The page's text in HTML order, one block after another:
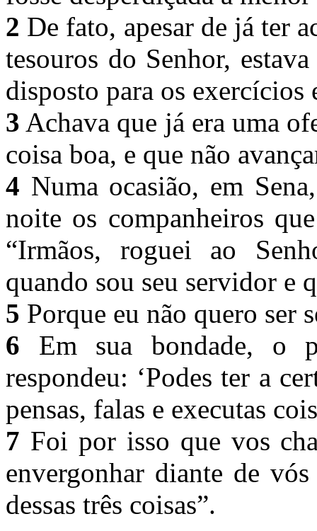
2 De fato, apesar de já ter
tesouros do Senhor,
disposto para os
3 Achava que já era uma
coisa boa, e que não
4 Numa ocasião, em
noite os companheiros
“Irmãos, roguei ao
quando sou seu servidor e
5 Porque eu não quero ser
6 Em sua bondade, o
respondeu: ‘Podes ter a
pensas, falas e executas
7 Foi por isso que vos
envergonhar diante de
dessas três coisas”.